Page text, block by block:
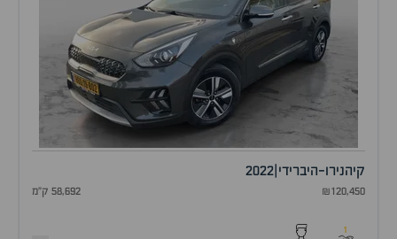
קיהנירו-היברידי 2022
₪120,450 58,692 ק"מ
1